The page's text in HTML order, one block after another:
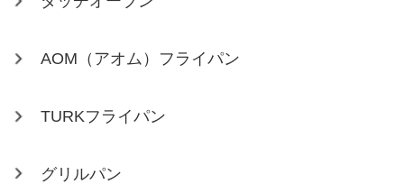
AOM（アオム）フライパン
TURKフライパン
グリルパン